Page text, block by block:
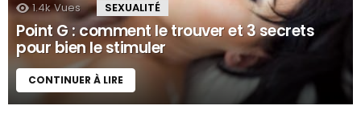
1.4k Vues SEXUALITÉ
Point G : comment le trouver et 3 secrets
pour bien le stimuler
CONTINUER À LIRE